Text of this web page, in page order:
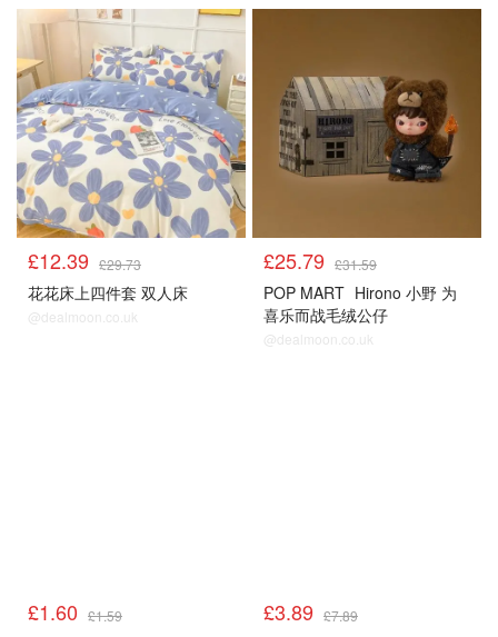
£12.39 £29.73
花花床上四件套 双人床
@dealmoon.co.uk
£25.79 £31.59
POP MART Hirono 小野 为
喜乐而战毛绒公仔
@dealmoon.co.uk
£1.60 £1.59 £3.89 £7.89